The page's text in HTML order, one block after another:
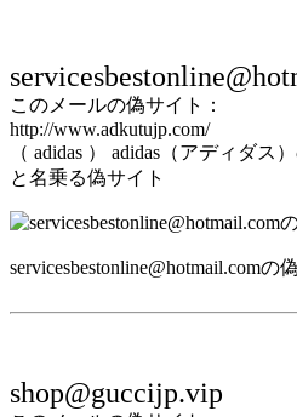
このメールの偽サイト：
http://www.adkutujp.com/
（ adidas ） adidas（アディダ
と名乗る偽サイト
servicesbestonline@hotmail.comの
shop@guccijp.vip